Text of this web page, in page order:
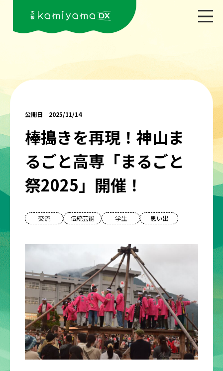
公開日 2025/11/14
棒搗きを再現！神山ま
るごと高専「まるごと
祭2025」開催！
交流 伝統芸能 学生 思い出